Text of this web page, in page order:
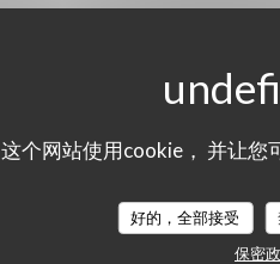
这个网站使用cookie， 并让您
好的，全部接受
保密